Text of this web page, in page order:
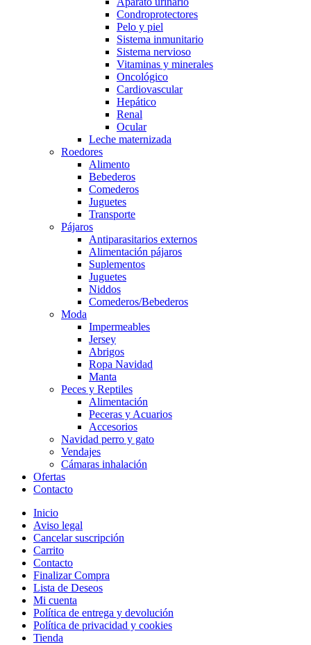
Condroprotectores
Pelo y piel
Sistema inmunitario
Sistema nervioso
Vitaminas y minerales
Oncológico
Cardiovascular
Hepático
Renal
Ocular
Leche maternizada
Roedores
Alimento
Bebederos
Comederos
Juguetes
Transporte
Pájaros
Antiparasitarios externos
Alimentación pájaros
Suplementos
Juguetes
Niddos
Comederos/Bebederos
Moda
Impermeables
Jersey
Abrigos
Ropa Navidad
Manta
Peces y Reptiles
Alimentación
Peceras y Acuarios
Accesorios
Navidad perro y gato
Vendajes
Cámaras inhalación
Ofertas
Contacto
Inicio
Aviso legal
Cancelar suscripción
Carrito
Contacto
Finalizar Compra
Lista de Deseos
Mi cuenta
Política de entrega y devolución
Política de privacidad y cookies
Tienda